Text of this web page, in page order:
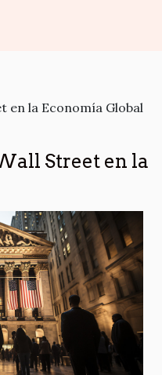
en la Economía Global
Street en la